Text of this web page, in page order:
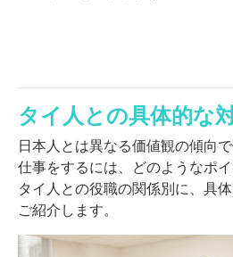
タイ人との具体的な
日本人とは異なる価値観の傾向
仕事をするには、どのようなポ
タイ人との役職の関係別に、具
ご紹介します。